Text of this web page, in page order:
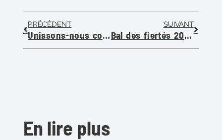
PRÉCÉDENT
Unissons-nous contre les refus de prise en charge de soins des personnes trans par les CPAM : l’heure de l’action !
SUIVANT
Bal des fiertés 2024
En lire plus